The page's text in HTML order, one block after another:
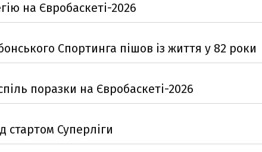
на Євробаскеті-2026
Спортинга пішов із життя у 82 роки
поразки на Євробаскеті-2026
стартом Суперліги